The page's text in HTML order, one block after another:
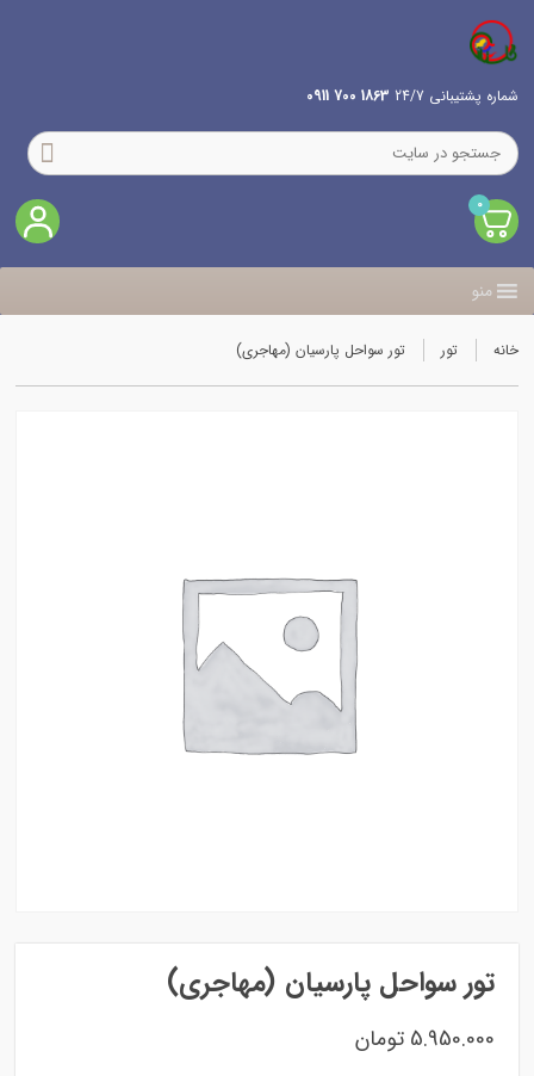
شماره پشتیبانی 24/7 1863 700 0911
0
منو
خانه تور تور سواحل پارسیان (مهاجری)
تور سواحل پارسیان (مهاجری)
5.950.000 تومان